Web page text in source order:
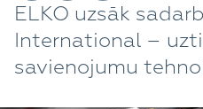
ELKO uzsāk
International –
savienojumu